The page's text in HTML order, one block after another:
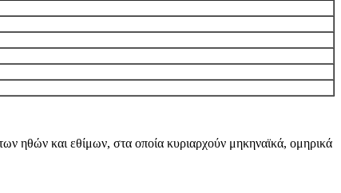
ηθών και εθίμων, στα οποία κυριαρχούν μηκηναϊκά, ομηρικά